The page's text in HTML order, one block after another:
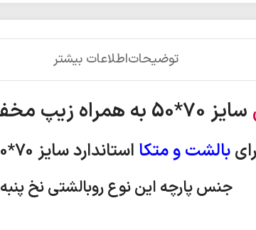
توضیحاتاطلاعات بیشتر
سایز 70*50 به همراه زیپ مخفی و لبه دار
بالشت و متکا استانداردسایز 70*50 سانتی متر
جنس پارچه این نوع روبالشتی نخ پنبه